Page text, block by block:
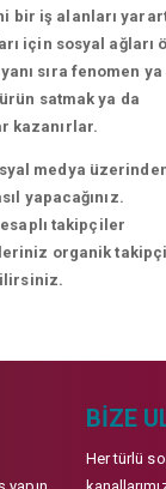
iş alanları
için sosyal ağları
sıra fenomen
satmak ya da
kazanırlar.
medya
yapacağınız.
takipçiler
organik
BIZE
Her türlü